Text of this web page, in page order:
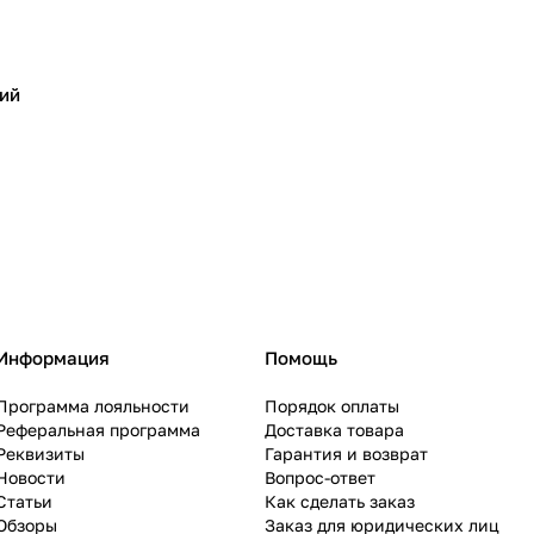
лояльности
программа
Помощь
Порядок оплаты
Доставка товара
Гарантия и возврат
Вопрос-ответ
Как сделать заказ
Заказ для юридических лиц